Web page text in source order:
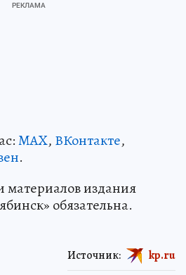
MAX, ВКонтакте,
.
материалов издания
обязательна.
Источник: kp.ru